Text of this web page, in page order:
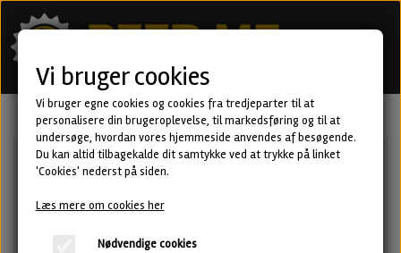
Vi bruger cookies
Vi bruger egne cookies og cookies fra tredjeparter til at
personalisere din brugeroplevelse, til markedsføring og til at
undersøge, hvordan vores hjemmeside anvendes af besøgende.
Du kan altid tilbagekalde dit samtykke ved at trykke på linket
'Cookies' nederst på siden.
Læs mere om cookies her
Nødvendige cookies